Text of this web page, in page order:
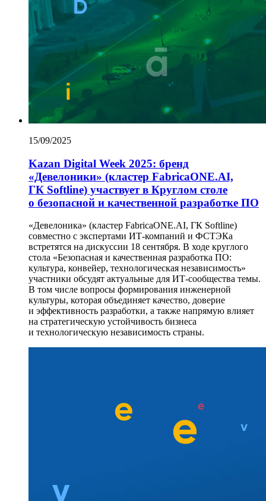
15/09/2025
Kazan Digital Week 2025: бренд
«Девелоники» (кластер FabricaONE.AI,
ГК Softline) участвует в Круглом столе
о безопасной и качественной разработке ПО
«Девелоника» (кластер FabricaONE.AI, ГК Softline)
совместно с экспертами ИТ-компаний и ФСТЭКа
встретятся на дискуссии 18 сентября. В ходе круглого
стола «Безопасная и качественная разработка ПО:
культура, конвейер, технологическая независимость»
участники обсудят актуальные для ИТ-сообщества темы.
В том числе вопросы формирования инженерной
культуры, которая объединяет качество, доверие
и эффективность разработки, а также напрямую влияет
на стратегическую устойчивость бизнеса
и технологическую независимость страны.